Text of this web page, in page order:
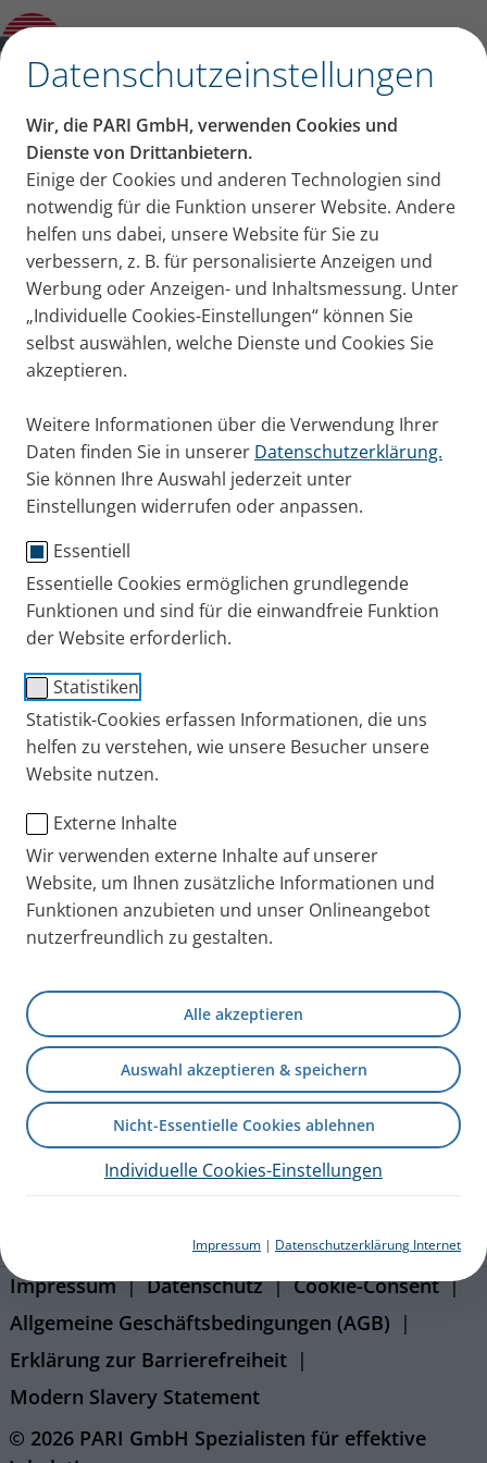
Datenschutzeinstellungen
Wir, die PARI GmbH, verwenden Cookies und
Dienste von Drittanbietern.
Einige der Cookies und anderen Technologien sind
notwendig für die Funktion unserer Website. Andere
helfen uns dabei, unsere Website für Sie zu
verbessern, z. B. für personalisierte Anzeigen und
Werbung oder Anzeigen- und Inhaltsmessung. Unter
„Individuelle Cookies-Einstellungen“ können Sie
selbst auswählen, welche Dienste und Cookies Sie
akzeptieren.
Weitere Informationen über die Verwendung Ihrer
Daten finden Sie in unserer Datenschutzerklärung.
Sie können Ihre Auswahl jederzeit unter
Einstellungen widerrufen oder anpassen.
Essentiell
Essentielle Cookies ermöglichen grundlegende
Funktionen und sind für die einwandfreie Funktion
der Website erforderlich.
Statistiken
Statistik-Cookies erfassen Informationen, die uns
helfen zu verstehen, wie unsere Besucher unsere
Website nutzen.
Externe Inhalte
Wir verwenden externe Inhalte auf unserer
Website, um Ihnen zusätzliche Informationen und
Funktionen anzubieten und unser Onlineangebot
nutzerfreundlich zu gestalten.
Alle akzeptieren
Auswahl akzeptieren & speichern
Nicht-Essentielle Cookies ablehnen
Individuelle Cookies-Einstellungen
Impressum | Datenschutzerklärung Internet
Konformitätserklärungen
Informationsmaterialien
zum Downloaden
Wir unterstützen Sie gerne mit unseren
Sie eine Auswahl von Broschüren zur
Kundeninformation oder Verkaufsunterstützung.
Loggen Sie sich ein, um mehr zu
erfahren.
Sie haben bereits einen Zugang zum PARI
Apotheken- und Fachhandelsportal, dann melden
kostenfrei neu.
Anmelden
Registrieren
PARI DE Apotheken
+49 (0) 8151 279 279
Kontakt
Blog
Karriere
Presseportal
Impressum
Datenschutz
Cookie-Consent
Allgemeine Geschäftsbedingungen (AGB)
Erklärung zur Barrierefreiheit
Modern Slavery Statement
© 2026 PARI GmbH Spezialisten für effektive